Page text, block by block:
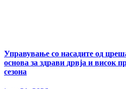
Управување со насадите од
основа за здрави дрвја и висок
сезона